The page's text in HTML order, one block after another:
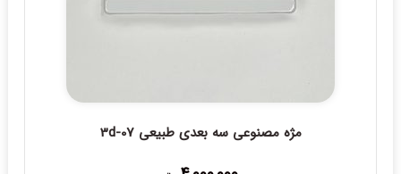
مژه مصنوعی سه بعدی طبیعی 3d-07